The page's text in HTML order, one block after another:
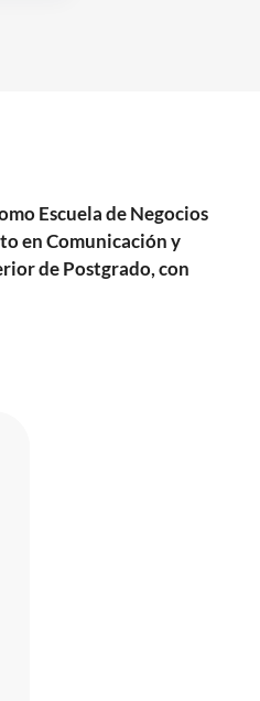
Escuela de Negocios
en Comunicación y
de Postgrado, con